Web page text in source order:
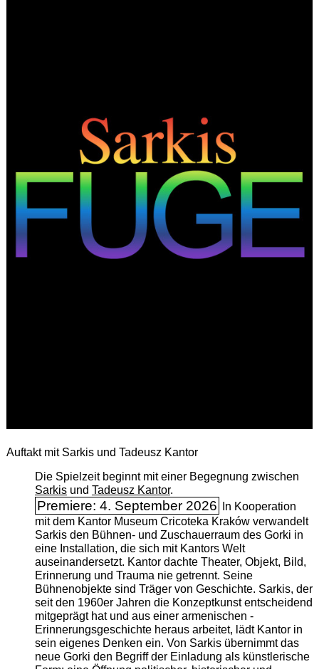
Auftakt mit Sarkis und Tadeusz Kantor
Die Spielzeit beginnt mit einer Begegnung zwischen
Sarkisund Tadeusz Kantor.
Premiere: 4. September 2026
In Kooperation
mit dem Kantor Museum Cricoteka Kraków verwandelt
Sarkis den Bühnen- und Zuschauerraum des Gorki in
eine Installation, die sich mit Kantors Welt
auseinandersetzt. Kantor dachte Theater, Objekt, Bild,
Erinnerung und Trauma nie getrennt. Seine
Bühnenobjekte sind Träger von Geschichte. Sarkis, der
seit den 1960er Jahren die Konzeptkunst entscheidend
mitgeprägt hat und aus einer armenischen ­
Erinnerungsgeschichte heraus arbeitet, lädt Kantor in
sein eigenes Denken ein. Von Sarkis übernimmt das
neue Gorki den Begriff der Einladung als künstlerische